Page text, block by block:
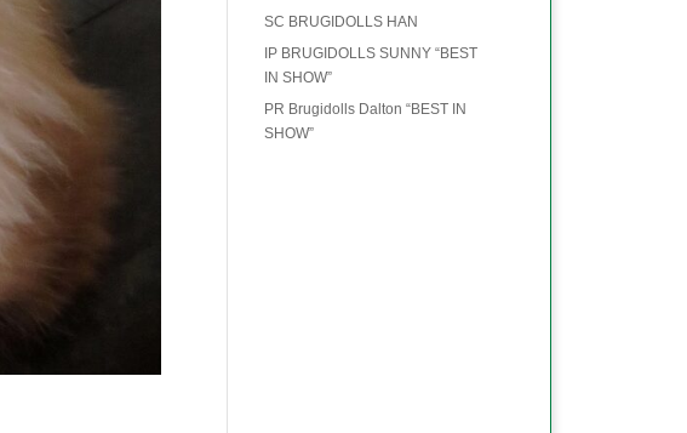
SC BRUGIDOLLS HAN
IP BRUGIDOLLS SUNNY “BEST
IN SHOW”
PR Brugidolls Dalton “BEST IN
SHOW”